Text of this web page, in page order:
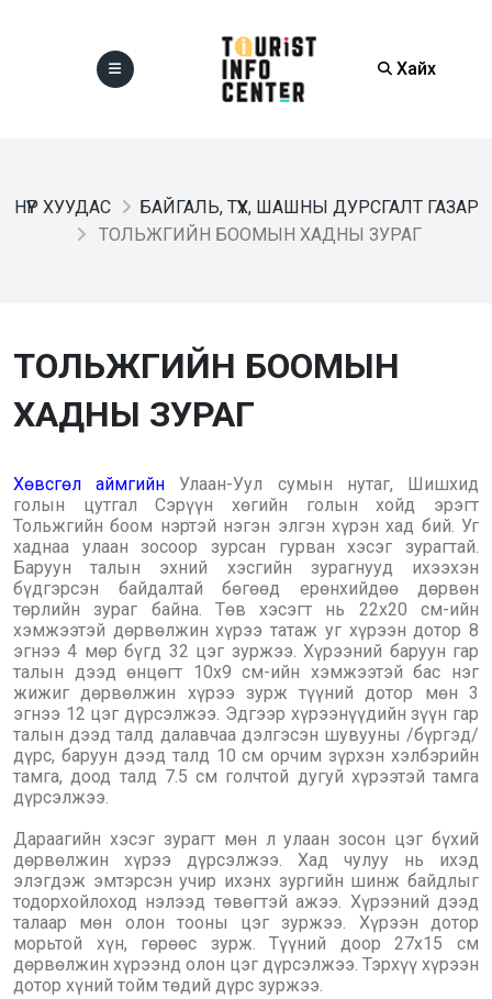
Хайх
НҮҮР ХУУДАС
БАЙГАЛЬ, ТҮҮХ, ШАШНЫ ДУРСГАЛТ ГАЗАР
ТОЛЬЖГИЙН БООМЫН ХАДНЫ ЗУРАГ
ТОЛЬЖГИЙН БООМЫН
ХАДНЫ ЗУРАГ
Хөвсгөл аймгийн Улаан-Уул сумын нутаг, Шишхид
голын цутгал Сэрүүн хөгийн голын хойд эрэгт
Тольжгийн боом нэртэй нэгэн элгэн хүрэн хад бий. Уг
хаднаа улаан зосоор зурсан гурван хэсэг зурагтай.
Баруун талын эхний хэсгийн зурагнууд ихээхэн
бүдгэрсэн байдалтай бөгөөд ерөнхийдөө дөрвөн
төрлийн зураг байна. Төв хэсэгт нь 22x20 см-ийн
хэмжээтэй дөрвөлжин хүрээ татаж уг хүрээн дотор 8
эгнээ 4 мөр бүгд 32 цэг зуржээ. Хүрээний баруун гар
талын дээд өнцөгт 10x9 см-ийн хэмжээтэй бас нэг
жижиг дөрвөлжин хүрээ зурж түүний дотор мөн 3
эгнээ 12 цэг дүрсэлжээ. Эдгээр хүрээнүүдийн зүүн гар
талын дээд талд далавчаа дэлгэсэн шувууны /бүргэд/
дүрс, баруун дээд талд 10 см орчим зүрхэн хэлбэрийн
тамга, доод талд 7.5 см голчтой дугуй хүрээтэй тамга
дүрсэлжээ.
Дараагийн хэсэг зурагт мөн л улаан зосон цэг бүхий
дөрвөлжин хүрээ дүрсэлжээ. Хад чулуу нь ихэд
элэгдэж эмтэрсэн учир ихэнх зургийн шинж байдлыг
тодорхойлоход нэлээд төвөгтэй ажээ. Хүрээний дээд
талаар мөн олон тооны цэг зуржээ. Хүрээн дотор
морьтой хүн, гөрөөс зурж. Түүний доор 27x15 см
дөрвөлжин хүрээнд олон цэг дүрсэлжээ. Тэрхүү хүрээн
дотор хүний тойм төдий дүрс зуржээ.